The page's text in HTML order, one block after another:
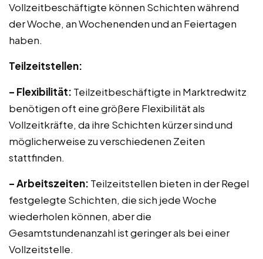
Vollzeitbeschäftigte können Schichten während
der Woche, an Wochenenden und an Feiertagen
haben.
Teilzeitstellen:
– Flexibilität: Teilzeitbeschäftigte in Marktredwitz
benötigen oft eine größere Flexibilität als
Vollzeitkräfte, da ihre Schichten kürzer sind und
möglicherweise zu verschiedenen Zeiten
stattfinden.
– Arbeitszeiten: Teilzeitstellen bieten in der Regel
festgelegte Schichten, die sich jede Woche
wiederholen können, aber die
Gesamtstundenanzahl ist geringer als bei einer
Vollzeitstelle.